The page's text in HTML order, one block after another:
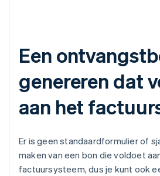
Een
genereren dat
aan het
Er is geen standaardformulier of
maken van een bon die voldoet
factuursysteem, dus je kunt ook